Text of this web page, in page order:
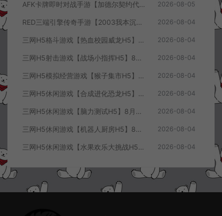
AFK卡牌即时对战手游【加德尔契约代金券内购修复版】8月最新整理Linux手工服务端+前后端全套源码+CDK授权后台+安卓苹果双端+详细搭建教程+视频教程 2026-08-05
RED三端引擎传奇手游【2003我本沉默三职业】8月最新整理Win一键服务端+PC安卓+详细搭建教程 2026-08-04
三网H5格斗游戏【热血校园威龙H5】8月最新整理Linux手工服务端+Win一键服务端+解压即玩+简易安卓客户端+详细搭建教程 2026-08-04
三网H5射击游戏【战场小指挥H5】8月最新整理Linux手工服务端+Win一键服务端+解压即玩+简易安卓客户端+详细搭建教程 2026-08-04
三网H5模拟经营游戏【猴子集市H5】8月最新整理Linux手工服务端+Win一键服务端+解压即玩+简易安卓客户端+详细搭建教程 2026-08-04
三网H5休闲游戏【合成进化恐龙H5】8月最新整理Linux手工服务端+Win一键服务端+解压即玩+简易安卓客户端+详细搭建教程 2026-08-04
三网H5休闲游戏【脑力测试H5】8月最新整理Linux手工服务端+Win一键服务端+解压即玩+简易安卓客户端+详细搭建教程 2026-08-04
三网H5休闲游戏【机器人厨房H5】8月最新整理Linux手工服务端+Win一键服务端+解压即玩+简易安卓客户端+详细搭建教程 2026-08-04
三网H5休闲游戏【水果欢乐大挑战H5】8月最新整理Linux手工服务端+Win一键服务端+解压即玩+简易安卓客户端+详细搭建教程 2026-08-04